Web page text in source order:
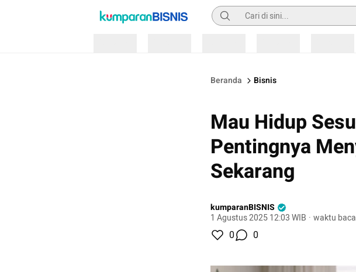
Pencarian
Beranda Bisnis
Mau Hidup
Pentingnya
Sekarang
kumparanBISNIS
1 Agustus 2025 12:03 WIB · waktu
0 0